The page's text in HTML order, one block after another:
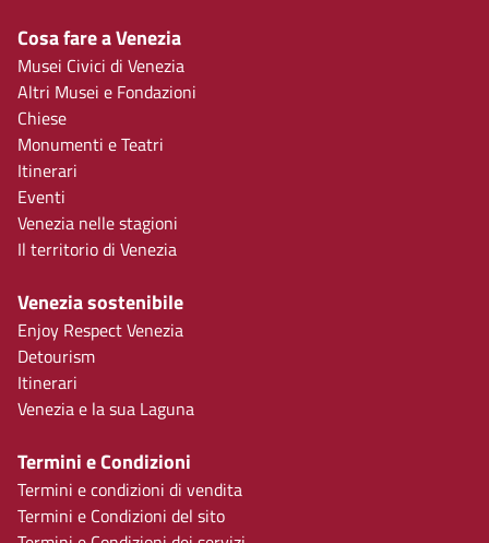
Cosa fare a Venezia
Musei Civici di Venezia
Altri Musei e Fondazioni
Chiese
Monumenti e Teatri
Itinerari
Eventi
Venezia nelle stagioni
Il territorio di Venezia
Venezia sostenibile
Enjoy Respect Venezia
Detourism
Itinerari
Venezia e la sua Laguna
Termini e Condizioni
Termini e condizioni di vendita
Termini e Condizioni del sito